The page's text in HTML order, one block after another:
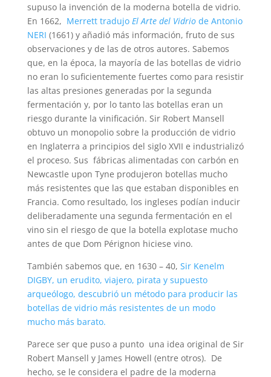
supuso la invención de la moderna botella de vidrio.
En 1662, Merrett tradujo El Arte del Vidriode Antonio
NERI (1661) y añadió más información, fruto de sus
observaciones y de las de otros autores. Sabemos
que, en la época, la mayoría de las botellas de vidrio
no eran lo suficientemente fuertes como para resistir
las altas presiones generadas por la segunda
fermentación y, por lo tanto las botellas eran un
riesgo durante la vinificación. Sir Robert Mansell
obtuvo un monopolio sobre la producción de vidrio
en Inglaterra a principios del siglo XVII e industrializó
el proceso. Sus fábricas alimentadas con carbón en
Newcastle upon Tyne produjeron botellas mucho
más resistentes que las que estaban disponibles en
Francia. Como resultado, los ingleses podían inducir
deliberadamente una segunda fermentación en el
vino sin el riesgo de que la botella explotase mucho
antes de que Dom Pérignon hiciese vino.
También sabemos que, en 1630 – 40, Sir Kenelm
DIGBY, un erudito, viajero, pirata y supuesto
arqueólogo, descubrió un método para producir las
botellas de vidrio más resistentes de un modo
mucho más barato.
Parece ser que puso a punto una idea original de Sir
Robert Mansell y James Howell (entre otros). De
hecho, se le considera el padre de la moderna